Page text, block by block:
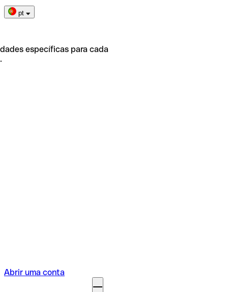
pt
específicas para cada
Abrir uma conta